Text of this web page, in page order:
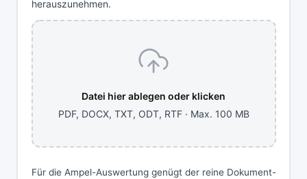
herauszunehmen.
Datei hier ablegen oder klicken
PDF, DOCX, TXT, ODT, RTF · Max. 100 MB
Für die Ampel-Auswertung genügt der reine Dokument-